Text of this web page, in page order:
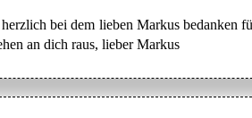
bei dem lieben Markus bedanken
an dich raus, lieber Markus